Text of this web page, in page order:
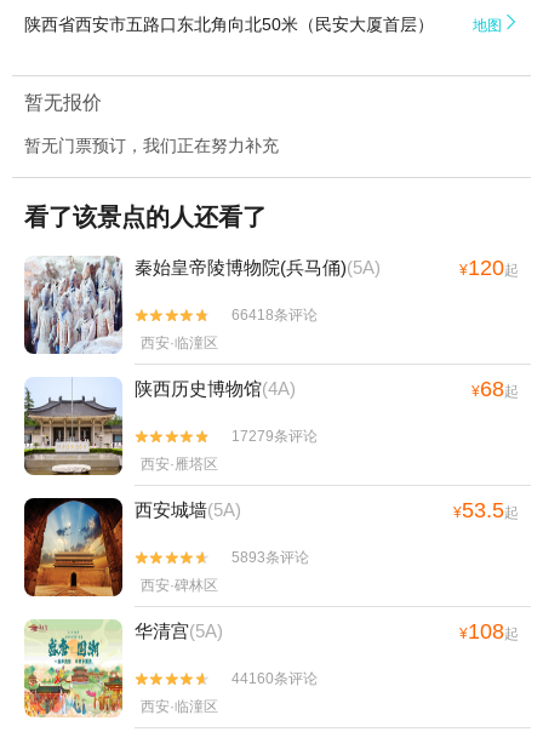
陕西省西安市五路口东北角向北50米（民安大厦首层） 地图 
暂无报价
暂无门票预订，我们正在努力补充
看了该景点的人还看了
秦始皇帝陵博物院(兵马俑)(5A) ¥120起


66418条评论
西安·临潼区
陕西历史博物馆(4A) ¥68起


17279条评论
西安·雁塔区
西安城墙(5A) ¥53.5起


5893条评论
西安·碑林区
华清宫(5A) ¥108起


44160条评论
西安·临潼区